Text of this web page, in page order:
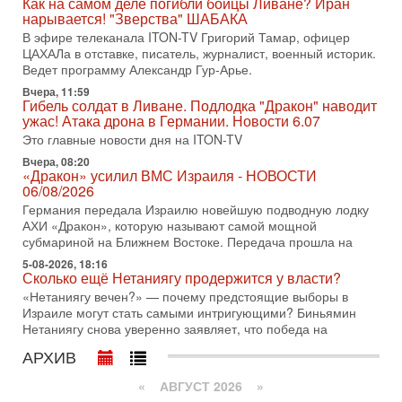
по вопросам безопасности, офицер запаса
Международного управления полиции Израиля, автор
31-07-2026, 09:02
Битва за разоружение ХАМАСа - НОВОСТИ
31/07/2026
Сегодня президент США Дональд Трамп заявил о
достижении исторического соглашения о полном
разоружении ХАМАСа и других вооруженных группировок в
30-07-2026, 17:59
Иран доведет Трампа до крайних мер? Разбор и
оценка от военного обозревателя Давида Шарпа
Ситуация вокруг противостояния Ирана и США накаляется
с каждым днем. Почему Трамп в самый последний момент
отменил решение о нанесении тяжелых ударов
30-07-2026, 16:54
Покупатель авиакомпании «Аркия» намерен
запретить полеты по субботам!
Вокруг возможной продажи авиакомпании «Аркия»
разгорается громкий конфликт.
30-07-2026, 08:16
Трамп готовит удар по Ирану - НОВОСТИ 30/07/2026
Президент США Дональд Трамп сегодня рассматривает
нарывается! "Зверства" ШАБАКА
В эфире телеканала ITON-TV Григорий Тамар, офицер
ЦАХАЛа в отставке, писатель, журналист, военный историк.
Ведет программу Александр Гур-Арье.
Вчера, 11:59
Гибель солдат в Ливане. Подлодка "Дракон" наводит
ужас! Атака дрона в Германии. Новости 6.07
Это главные новости дня на ITON-TV
Вчера, 08:20
«Дракон» усилил ВМС Израиля - НОВОСТИ
06/08/2026
Германия передала Израилю новейшую подводную лодку
АХИ «Дракон», которую называют самой мощной
субмариной на Ближнем Востоке. Передача прошла на
5-08-2026, 18:16
Сколько ещё Нетаниягу продержится у власти?
«Нетаниягу вечен?» — почему предстоящие выборы в
Израиле могут стать самыми интригующими? Биньямин
Нетаниягу снова уверенно заявляет, что победа на
АРХИВ
« АВГУСТ 2026 »